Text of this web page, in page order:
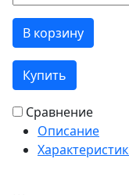
В корзину
Купить
Сравнение
Описание